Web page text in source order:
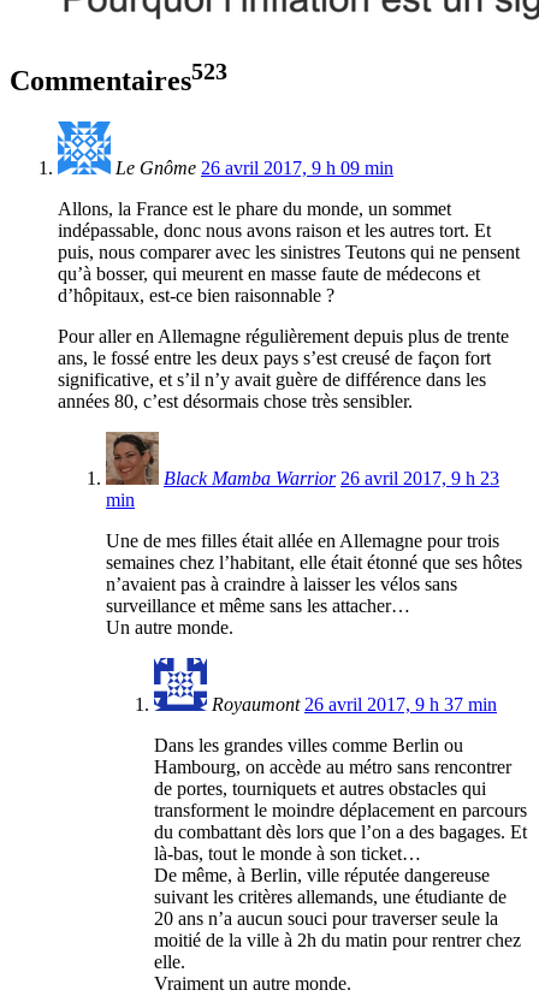
Commentaires523
Le Gnôme 26 avril 2017, 9 h 09 min
Allons, la France est le phare du monde, un sommet
indépassable, donc nous avons raison et les autres tort. Et
puis, nous comparer avec les sinistres Teutons qui ne pensent
qu’à bosser, qui meurent en masse faute de médecons et
d’hôpitaux, est-ce bien raisonnable ?
Pour aller en Allemagne régulièrement depuis plus de trente
ans, le fossé entre les deux pays s’est creusé de façon fort
significative, et s’il n’y avait guère de différence dans les
années 80, c’est désormais chose très sensibler.
Black Mamba Warrior 26 avril 2017, 9 h 23
min
Une de mes filles était allée en Allemagne pour trois
semaines chez l’habitant, elle était étonné que ses hôtes
n’avaient pas à craindre à laisser les vélos sans
surveillance et même sans les attacher…
Un autre monde.
Royaumont 26 avril 2017, 9 h 37 min
Dans les grandes villes comme Berlin ou
Hambourg, on accède au métro sans rencontrer
de portes, tourniquets et autres obstacles qui
transforment le moindre déplacement en parcours
du combattant dès lors que l’on a des bagages. Et
là-bas, tout le monde à son ticket…
De même, à Berlin, ville réputée dangereuse
suivant les critères allemands, une étudiante de
20 ans n’a aucun souci pour traverser seule la
moitié de la ville à 2h du matin pour rentrer chez
elle.
Vraiment un autre monde.